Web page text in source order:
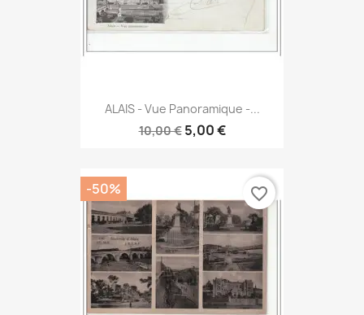
ALAIS - Vue Panoramique -...
10,00 € 5,00 €
-50% favorite_border